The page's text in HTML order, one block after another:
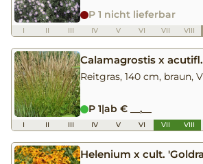
P 1 nicht lieferbar
I II III IV V VI VII VIII
Calamagrostis x
Reitgras, 140 cm, braun,
P 1|ab € __,__
I II III IV V VI VII VIII
Helenium x cult.